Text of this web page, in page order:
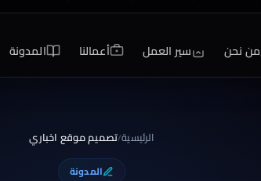
من نحن سير العمل أعمالنا المدونة
الرئيسية/تصميم موقع اخباري
المدونة